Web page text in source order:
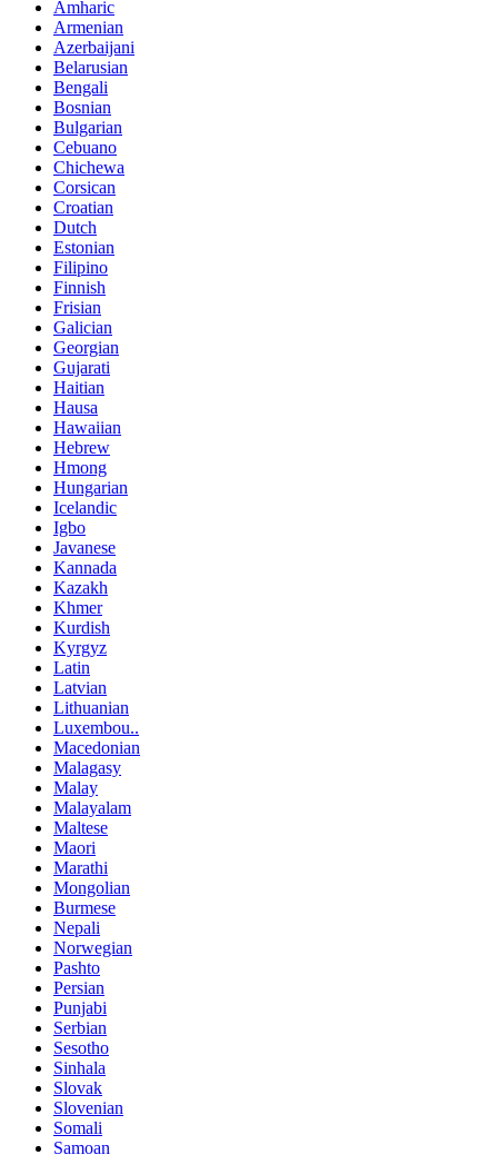
Amharic
Armenian
Azerbaijani
Belarusian
Bengali
Bosnian
Bulgarian
Cebuano
Chichewa
Corsican
Croatian
Dutch
Estonian
Filipino
Finnish
Frisian
Galician
Georgian
Gujarati
Haitian
Hausa
Hawaiian
Hebrew
Hmong
Hungarian
Icelandic
Igbo
Javanese
Kannada
Kazakh
Khmer
Kurdish
Kyrgyz
Latin
Latvian
Lithuanian
Luxembou..
Macedonian
Malagasy
Malay
Malayalam
Maltese
Maori
Marathi
Mongolian
Burmese
Nepali
Norwegian
Pashto
Persian
Punjabi
Serbian
Sesotho
Sinhala
Slovak
Slovenian
Somali
Samoan